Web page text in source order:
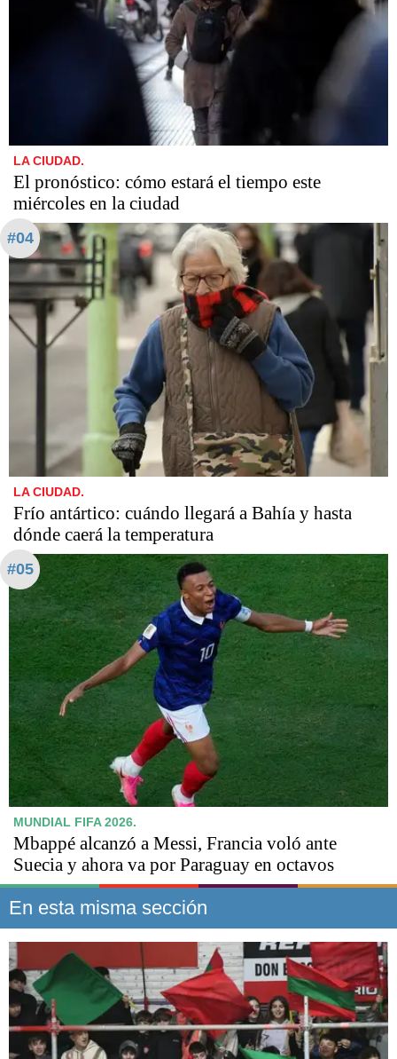
LA CIUDAD.
El pronóstico: cómo estará el tiempo este
miércoles en la ciudad
#04
LA CIUDAD.
Frío antártico: cuándo llegará a Bahía y hasta
dónde caerá la temperatura
#05
MUNDIAL FIFA 2026.
Mbappé alcanzó a Messi, Francia voló ante
Suecia y ahora va por Paraguay en octavos
En esta misma sección